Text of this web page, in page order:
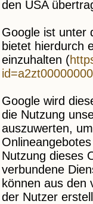
den USA
Google ist unter
bietet hierdurch
einzuhalten (
Google wird
die Nutzung
auszuwerten,
Nutzung dieses
verbundene
können aus den
der Nutzer